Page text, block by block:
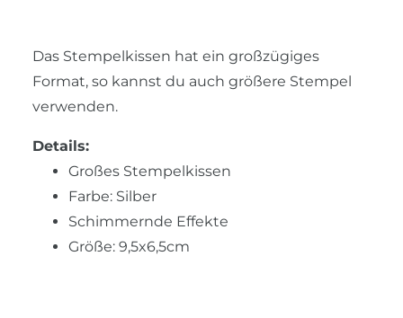
Das Stempelkissen hat ein großzügiges
Format, so kannst du auch größere Stempel
verwenden.
Details:
Großes Stempelkissen
Farbe: Silber
Schimmernde Effekte
Größe: 9,5x6,5cm